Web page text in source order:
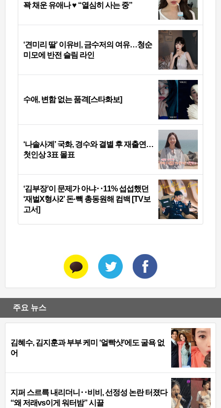
꽉 채운 유애나 ♥ “열심히 사는 중”
‘견미리 딸’ 이유비, 금수저의 여유…청순
미모에 반전 슬림 라인
수애, 변함 없는 품격[스타화보]
‘나솔사계’ 국화, 경수와 결별 후 재출연…
첫인상 3표 몰표
‘김부장’이 문제가 아냐‥11% 섭섭했던
‘재벌X형사2’ 돈·빽 총동원해 컴백 [TV보
고서]
주요 뉴스
김혜수, 김지훈과 부부 케미 ‘얼빡샷’에도 굴욕 없
어
지퍼 스르륵 내리더니‥비비, 선정성 논란 터졌다
“왜 저래vs이게 워터밤” 시끌